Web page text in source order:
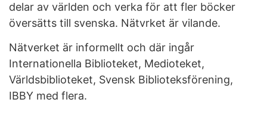
delar av världen och verka för att fler böcker
översätts till svenska. Nätvrket är vilande.
Nätverket är informellt och där ingår
Internationella Biblioteket, Medioteket,
Världsbiblioteket, Svensk Biblioteksförening,
IBBY med flera.